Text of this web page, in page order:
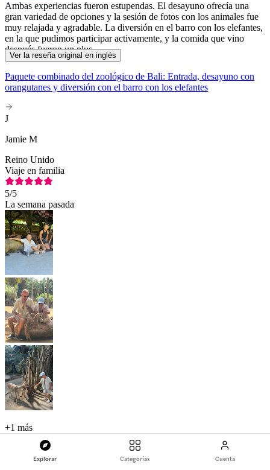
Explorar Categorías Cuenta
Ambas experiencias fueron estupendas. El desayuno ofrecía una
gran variedad de opciones y la sesión de fotos con los animales fue
muy relajada y agradable. La diversión en el barro con los elefantes,
en la que pudimos participar activamente, y la comida que vino
después fueron un plus.
Ver la reseña original en inglés
Paquete combinado del zoológico de Bali: Entrada, desayuno con
orangutanes y diversión con el barro con los elefantes
J
Jamie M
Reino Unido
Viaje en familia
5/5
La semana pasada
+1 más
Fue estupendo pasar el rato viendo a los animales, sobre todo al
darles de comer a los capibaras, a las suricatas y a los elefantes.